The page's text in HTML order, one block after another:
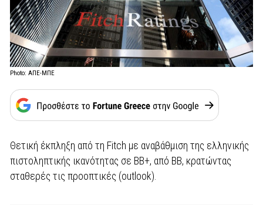
Photo: ΑΠΕ-ΜΠΕ
Θετική έκπληξη από τη Fitch με αναβάθμιση της ελληνικής
πιστοληπτικής ικανότητας σε ΒΒ+, από BB, κρατώντας
σταθερές τις προοπτικές (outlook).